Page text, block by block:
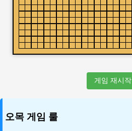
게임 재시작
오목 게임 룰